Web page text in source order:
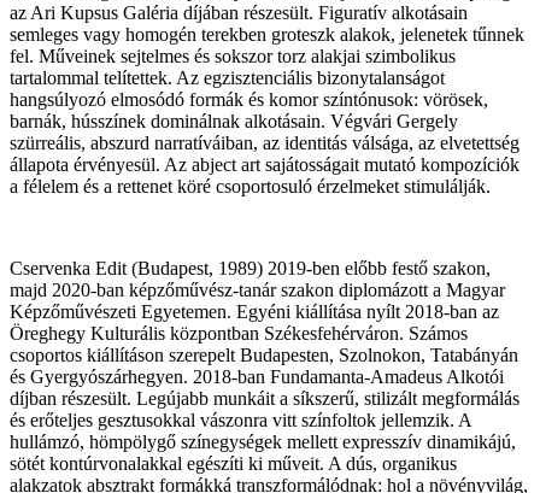
az Ari Kupsus Galéria díjában részesült. Figuratív alkotásain
semleges vagy homogén terekben groteszk alakok, jelenetek tűnnek
fel. Műveinek sejtelmes és sokszor torz alakjai szimbolikus
tartalommal telítettek. Az egzisztenciális bizonytalanságot
hangsúlyozó elmosódó formák és komor színtónusok: vörösek,
barnák, hússzínek dominálnak alkotásain. Végvári Gergely
szürreális, abszurd narratíváiban, az identitás válsága, az elvetettség
állapota érvényesül. Az abject art sajátosságait mutató kompozíciók
a félelem és a rettenet köré csoportosuló érzelmeket stimulálják.
Cservenka Edit (Budapest, 1989) 2019-ben előbb festő szakon,
majd 2020-ban képzőművész-tanár szakon diplomázott a Magyar
Képzőművészeti Egyetemen. Egyéni kiállítása nyílt 2018-ban az
Öreghegy Kulturális központban Székesfehérváron. Számos
csoportos kiállításon szerepelt Budapesten, Szolnokon, Tatabányán
és Gyergyószárhegyen. 2018-ban Fundamanta-Amadeus Alkotói
díjban részesült. Legújabb munkáit a síkszerű, stilizált megformálás
és erőteljes gesztusokkal vászonra vitt színfoltok jellemzik. A
hullámzó, hömpölygő színegységek mellett expresszív dinamikájú,
sötét kontúrvonalakkal egészíti ki műveit. A dús, organikus
alakzatok absztrakt formákká transzformálódnak: hol a növényvilág,